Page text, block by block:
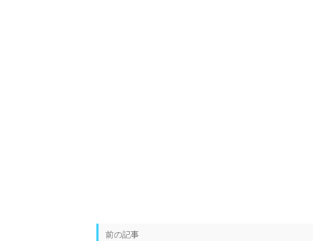
前の記事